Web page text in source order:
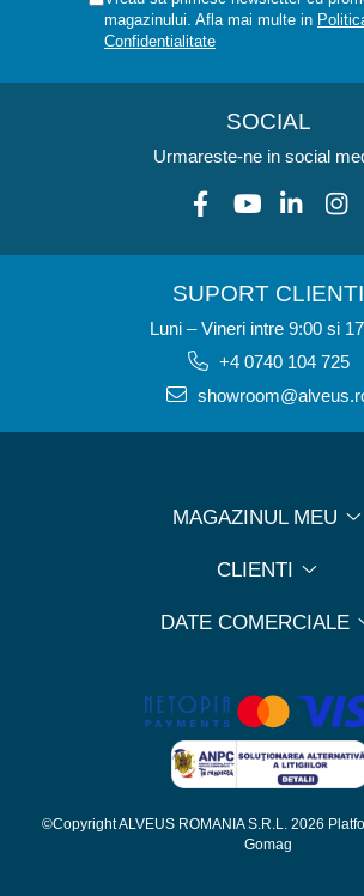
magazinului. Afla mai multe in
Confidentialitate
SOCIAL
Urmareste-ne in social
SUPORT CLIENTI
Luni – Vineri intre 9:00 si
+4 0740 104 725
MAGAZINUL MEU
CLIENTI
DATE COMERCIALE
©Copyright ALVEUS ROMANIA S.R.L. 2026
Gomag